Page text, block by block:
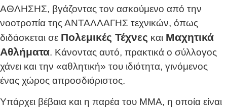
ΑΘΛΗΣΗΣ, βγάζοντας τον ασκούμενο από την
νοοτροπία της ΑΝΤΑΛΛΑΓΗΣ τεχνικών, όπως
διδάσκεται σε Πολεμικές Τέχνες και Μαχητικά
Αθλήματα. Κάνοντας αυτό, πρακτικά ο σύλλογος
χάνει και την «αθλητική» του ιδιότητα, γινόμενος
ένας χώρος απροσδιόριστος.
Υπάρχει βέβαια και η παρέα του ΜΜΑ, η οποία είναι